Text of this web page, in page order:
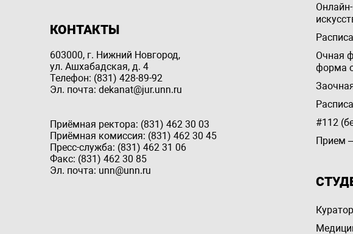
КОНТАКТЫ
603000, г. Нижний Новгород,
ул. Ашхабадская, д. 4
Телефон: (831) 428-89-92
Эл. почта: dekanat@jur.unn.ru
Приёмная ректора: (831) 462 30 03
Приёмная комиссия: (831) 462 30 45
Пресс-служба: (831) 462 31 06
Факс: (831) 462 30 85
Эл. почта: unn@unn.ru
Очная
форма
#112
Прием